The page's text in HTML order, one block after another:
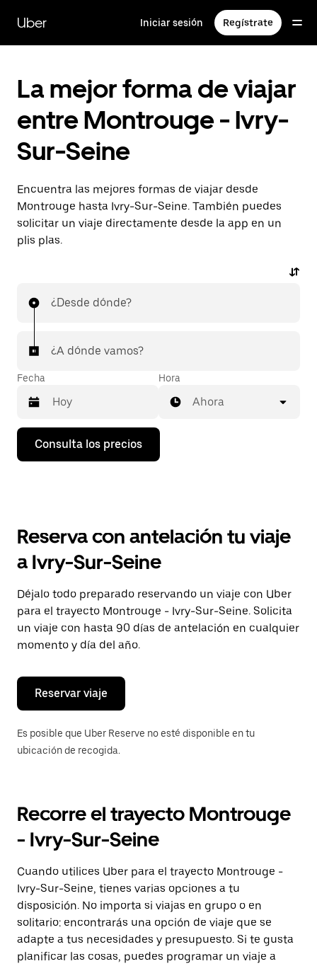
contenido
principal
Uber Iniciar sesión Regístrate
La mejor forma de viajar
entre Montrouge - Ivry-
Sur-Seine
Encuentra las mejores formas de viajar desde
Montrouge hasta Ivry-Sur-Seine. También puedes
solicitar un viaje directamente desde la app en un
plis plas.
¿Desde dónde?
¿A dónde vamos?
Fecha
Pulsa
flecha
calendario
seleccionar
fecha.
Pulsa
el
botón
de
escape
cerrar
calendario.
Hora
Ahora
Consulta los precios
Reserva con antelación tu viaje
a Ivry-Sur-Seine
Déjalo todo preparado reservando un viaje con Uber
para el trayecto Montrouge - Ivry-Sur-Seine. Solicita
un viaje con hasta 90 días de antelación en cualquier
momento y día del año.
Reservar viaje
Es posible que Uber Reserve no esté disponible en tu
ubicación de recogida.
Recorre el trayecto Montrouge
- Ivry-Sur-Seine
Cuando utilices Uber para el trayecto Montrouge -
Ivry-Sur-Seine, tienes varias opciones a tu
disposición. No importa si viajas en grupo o en
solitario: encontrarás una opción de viaje que se
adapte a tus necesidades y presupuesto. Si te gusta
planificar las cosas, puedes programar un viaje a